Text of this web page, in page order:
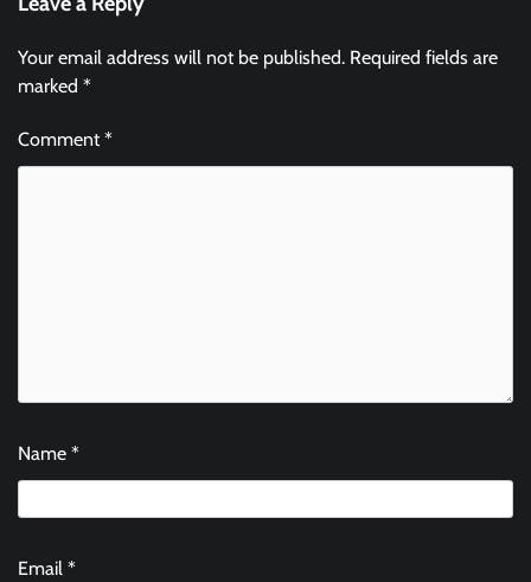
Your email address will not be published. Required fields are
marked *
Comment*
Name *
Email *